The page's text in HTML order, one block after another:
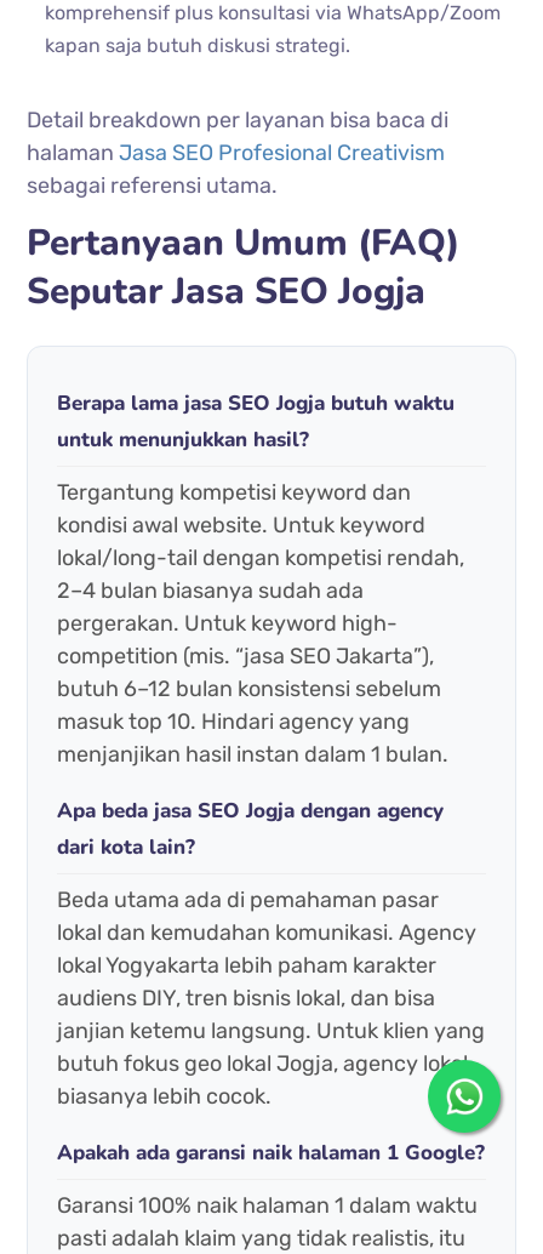
komprehensif plus konsultasi via WhatsApp/Zoom
kapan saja butuh diskusi strategi.
Detail breakdown per layanan bisa baca di
halamanJasa SEO Profesional Creativism
sebagai referensi utama.
Pertanyaan Umum (FAQ)
Seputar Jasa SEO Jogja
Berapa lama jasa SEO Jogja butuh waktu
untuk menunjukkan hasil?
Tergantung kompetisi keyword dan
kondisi awal website. Untuk keyword
lokal/long-tail dengan kompetisi rendah,
2–4 bulan biasanya sudah ada
pergerakan. Untuk keyword high-
competition (mis. “jasa SEO Jakarta”),
butuh 6–12 bulan konsistensi sebelum
masuk top 10. Hindari agency yang
menjanjikan hasil instan dalam 1 bulan.
Apa beda jasa SEO Jogja dengan agency
dari kota lain?
Beda utama ada di pemahaman pasar
lokal dan kemudahan komunikasi. Agency
lokal Yogyakarta lebih paham karakter
audiens DIY, tren bisnis lokal, dan bisa
janjian ketemu langsung. Untuk klien yang
butuh fokus geo lokal Jogja, agency lokal
biasanya lebih cocok.
Apakah ada garansi naik halaman 1 Google?
Garansi 100% naik halaman 1 dalam waktu
pasti adalah klaim yang tidak realistis, itu